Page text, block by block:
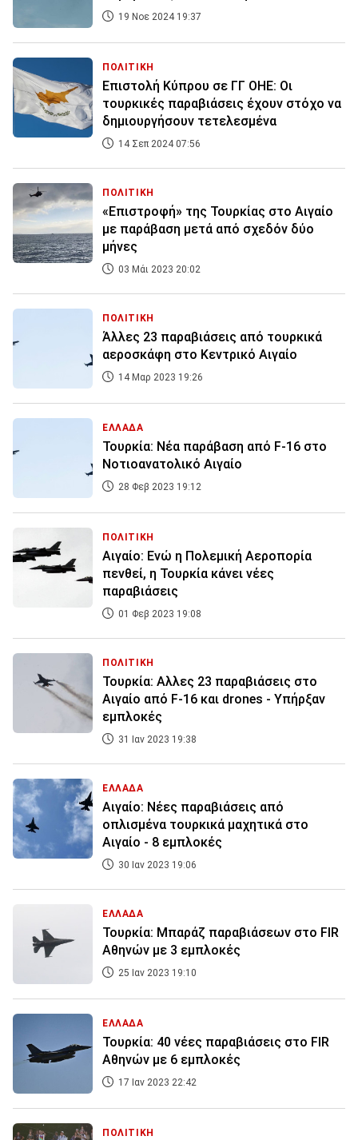
19 Νοε 2024 19:37
ΠΟΛΙΤΙΚΗ
Επιστολή Κύπρου σε ΓΓ ΟΗΕ: Οι
τουρκικές παραβιάσεις έχουν στόχο να
δημιουργήσουν τετελεσμένα
14 Σεπ 2024 07:56
ΠΟΛΙΤΙΚΗ
«Επιστροφή» της Τουρκίας στο Αιγαίο
με παράβαση μετά από σχεδόν δύο
μήνες
03 Μάι 2023 20:02
ΠΟΛΙΤΙΚΗ
Άλλες 23 παραβιάσεις από τουρκικά
αεροσκάφη στο Κεντρικό Αιγαίο
14 Μαρ 2023 19:26
ΕΛΛΑΔΑ
Τουρκία: Νέα παράβαση από F-16 στο
Νοτιοανατολικό Αιγαίο
28 Φεβ 2023 19:12
ΠΟΛΙΤΙΚΗ
Αιγαίο: Ενώ η Πολεμική Αεροπορία
πενθεί, η Τουρκία κάνει νέες
παραβιάσεις
01 Φεβ 2023 19:08
ΠΟΛΙΤΙΚΗ
Τουρκία: Αλλες 23 παραβιάσεις στο
Αιγαίο από F-16 και drones - Υπήρξαν
εμπλοκές
31 Ιαν 2023 19:38
ΕΛΛΑΔΑ
Αιγαίο: Νέες παραβιάσεις από
οπλισμένα τουρκικά μαχητικά στο
Αιγαίο - 8 εμπλοκές
30 Ιαν 2023 19:06
ΕΛΛΑΔΑ
Τουρκία: Μπαράζ παραβιάσεων στο FIR
Αθηνών με 3 εμπλοκές
25 Ιαν 2023 19:10
ΕΛΛΑΔΑ
Τουρκία: 40 νέες παραβιάσεις στο FIR
Αθηνών με 6 εμπλοκές
17 Ιαν 2023 22:42
ΠΟΛΙΤΙΚΗ